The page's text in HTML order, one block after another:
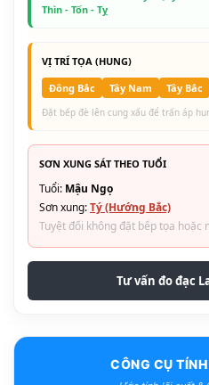
Thìn - Tốn - Tỵ
VỊ TRÍ TỌA (HUNG)
Đông Bắc
Tây Nam Tây Bắc
Đặt bếp đè lên cung xấu để trấn áp
SƠN XUNG SÁT THEO TUỔI
Tuổi: Mậu Ngọ
Sơn xung:Tý (Hướng Bắc)
Tuyệt đối không đặt bếp tọa hoặc
Tư vấn đo đạc
CÔNG CỤ